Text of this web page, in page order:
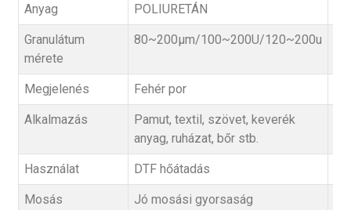
Anyag POLIURETÁN
Granulátum
mérete
80~200µm/100~200U/120~200u
Megjelenés Fehér por
Alkalmazás
Pamut, textil, szövet, keverék
anyag, ruházat, bőr stb.
Használat DTF hőátadás
Mosás Jó mosási gyorsaság